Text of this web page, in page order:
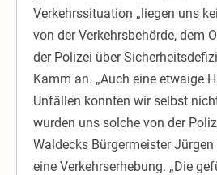
Verkehrssituation „liegen uns
von der Verkehrsbehörde, dem
der Polizei über
Kamm an. „Auch eine etwaige
Unfällen konnten wir selbst
wurden uns solche von der
Waldecks Bürgermeister
eine Verkehrserhebung. „Die